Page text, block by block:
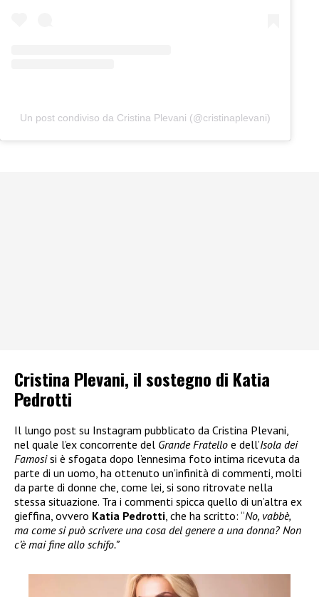
Un post condiviso da Cristina Plevani (@cristinaplevani)
Cristina Plevani, il sostegno di Katia
Pedrotti
Il lungo post su Instagram pubblicato da Cristina Plevani,
nel quale l’ex concorrente del Grande Fratello e dell’Isola dei
Famosisi è sfogata dopo l’ennesima foto intima ricevuta da
parte di un uomo, ha ottenuto un’infinità di commenti, molti
da parte di donne che, come lei, si sono ritrovate nella
stessa situazione. Tra i commenti spicca quello di un’altra ex
gieffina, ovvero Katia Pedrotti, che ha scritto: “No, vabbè,
ma come si può scrivere una cosa del genere a una donna? Non
c’è mai fine allo schifo.”